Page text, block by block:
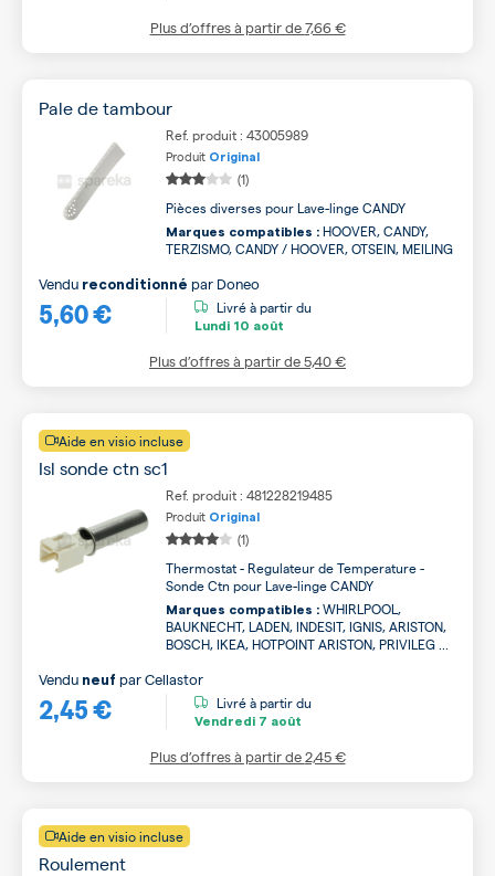
Plus d’offres à partir de7,66 €
Pale de tambour
Ref. produit : 43005989
Produit Original
(1)
Pièces diverses pour Lave-linge CANDY
Marques compatibles : HOOVER, CANDY,
TERZISMO, CANDY / HOOVER, OTSEIN, MEILING
5,60 €
Vendu reconditionné par Doneo
Livré à partir du
Lundi 10 août
Plus d’offres à partir de5,40 €
Aide en visio incluse
Isl sonde ctn sc1
Ref. produit : 481228219485
Produit Original
(1)
Thermostat - Regulateur de Temperature -
Sonde Ctn pour Lave-linge CANDY
Marques compatibles : WHIRLPOOL,
BAUKNECHT, LADEN, INDESIT, IGNIS, ARISTON,
BOSCH, IKEA, HOTPOINT ARISTON, PRIVILEG ...
2,45 €
Vendu neuf parCellastor
Livré à partir du
Vendredi 7 août
Plus d’offres à partir de2,45 €
Aide en visio incluse
Roulement